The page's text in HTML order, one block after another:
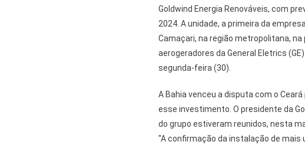
Goldwind Energia Renováveis, com
2024. A unidade, a primeira da
Camaçari, na região metropolitana,
aerogeradores da General Eletrics
segunda-feira (30).
A Bahia venceu a disputa com o
esse investimento. O presidente da
do grupo estiveram reunidos, nesta
"A confirmação da instalação de